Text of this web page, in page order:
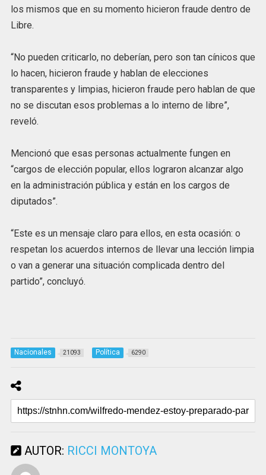
los mismos que en su momento hicieron fraude dentro de
Libre.
“No pueden criticarlo, no deberían, pero son tan cínicos que
lo hacen, hicieron fraude y hablan de elecciones
transparentes y limpias, hicieron fraude pero hablan de que
no se discutan esos problemas a lo interno de libre”,
reveló.
Mencionó que esas personas actualmente fungen en
“cargos de elección popular, ellos lograron alcanzar algo
en la administración pública y están en los cargos de
diputados”.
“Este es un mensaje claro para ellos, en esta ocasión: o
respetan los acuerdos internos de llevar una lección limpia
o van a generar una situación complicada dentro del
partido”, concluyó.
Nacionales 21093 Política 6290
AUTOR: RICCI MONTOYA